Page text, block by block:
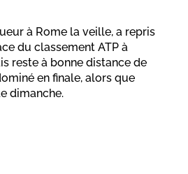
à Rome la veille, a repris
du classement ATP à
reste à bonne distance de
en finale, alors que
dimanche.